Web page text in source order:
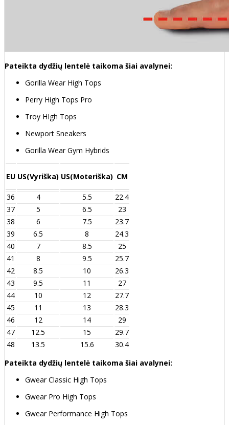
Pateikta dydžių lentelė taikoma šiai avalynei:
Gorilla Wear High Tops
Perry High Tops Pro
Troy HIgh Tops
Newport Sneakers
Gorilla Wear Gym Hybrids
EU US(Vyriška) US(Moteriška) CM
36 4 5.5
22.4
37
5 6.5
23
38
6 7.5
23.7
39
6.5 8
24.3
40
7 8.5
25
41
8 9.5
25.7
42
8.5 10
26.3
43
9.5 11
27
44
10 12
27.7
45
11 13
28.3
46
12 14
29
47
12.5 15
29.7
48
13.5 15.6
30.4
Pateikta dydžių lentelė taikoma šiai avalynei:
Gwear Classic High Tops
Gwear Pro High Tops
Gwear Performance High Tops